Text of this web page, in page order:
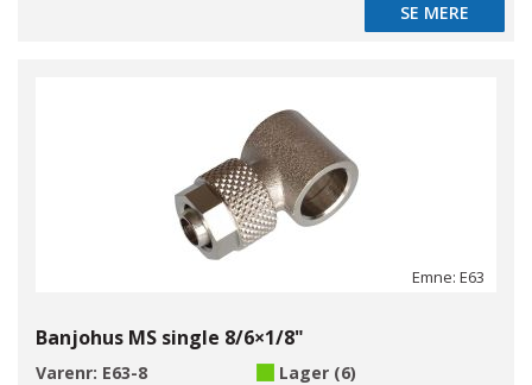
SE MERE
SE MERE
Emne: E63
Banjohus MS single 8/6×1/8"
Varenr: E63-8
Lager (6)